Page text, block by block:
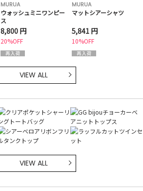
MURUA
ウォッシュミニワンピー
ス
8,800 円
20%OFF
MURUA
マットシアーシャツ
5,841 円
10%OFF
VIEW ALL
VIEW ALL